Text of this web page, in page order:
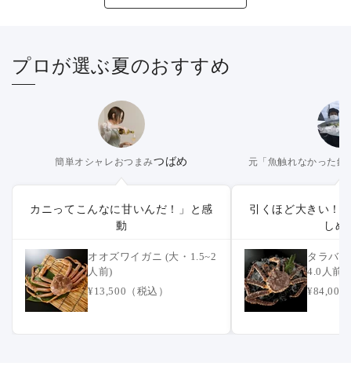
プロが選ぶ夏のおすすめ
簡単オシャレおつまみつばめ
カニってこんなに甘いんだ！」と感
動
オオズワイガニ (大・1.5~2
人前)
¥13,500（税込）
元「魚触れなかった釣
引くほど大きい！
しめ
タラバ
4.0人前)
¥84,000